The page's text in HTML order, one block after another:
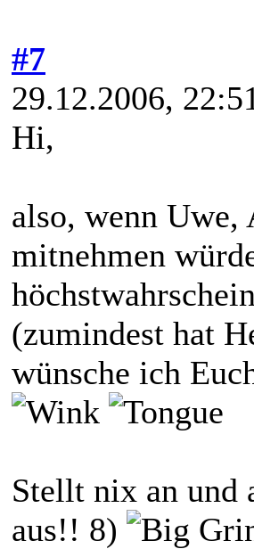
#7
29.12.2006,
Hi,
also, wenn Uwe,
mitnehmen
(zumindest hat
wünsche ich
Stellt nix an und
aus!! 8)